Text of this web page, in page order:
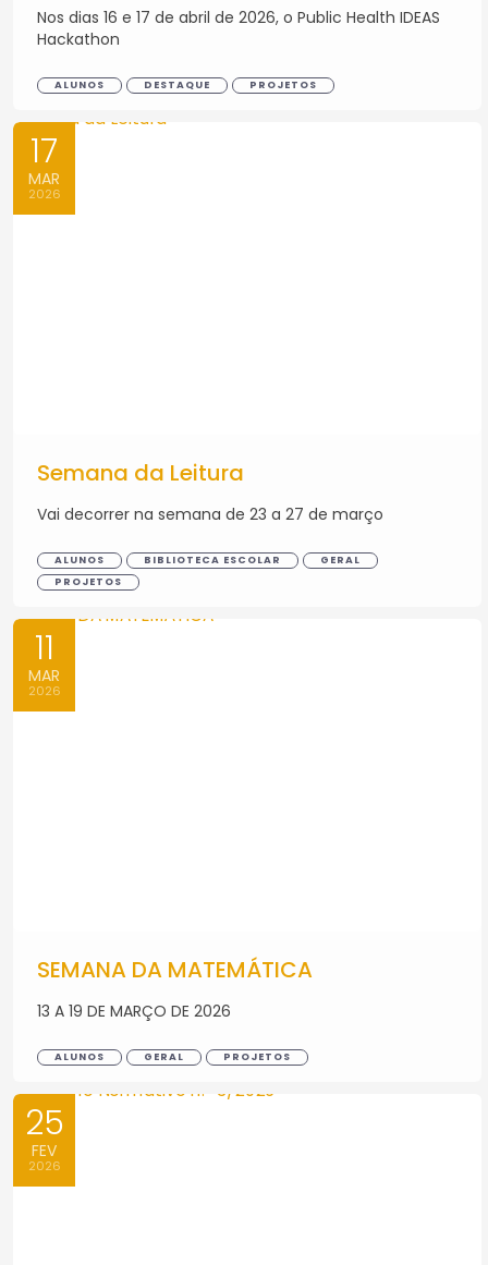
Nos dias 16 e 17 de abril de 2026, o Public Health IDEAS
Hackathon
ALUNOS DESTAQUE PROJETOS
17
MAR
2026
Semana da Leitura
Vai decorrer na semana de 23 a 27 de março
ALUNOS BIBLIOTECA ESCOLAR
GERAL
PROJETOS
11
MAR
2026
SEMANA DA MATEMÁTICA
13 A 19 DE MARÇO DE 2026
ALUNOS GERAL PROJETOS
25
FEV
2026